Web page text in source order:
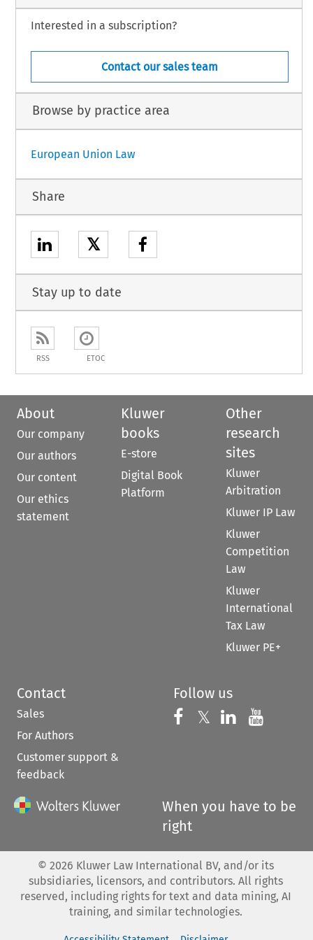
Interested in a subscription?
Contact our sales team
Browse by practice area
European Union Law
Share
𝕏
Stay up to date
RSS ETOC
About
Our company
Our authors
Our content
Our ethics
statement
Kluwer
books
E-store
Digital Book
Platform
Other
research
sites
Kluwer
Arbitration
Kluwer IP Law
Kluwer
Competition
Law
Kluwer
International
Tax Law
Kluwer PE+
Contact
Sales
For Authors
Customer support &
feedback
Follow us
Follow us on
𝕏 Follow us on
Follow us
When you have to be
right
© 2026 Kluwer Law International BV, and/or its
subsidiaries, licensors, and contributors. All rights
reserved, including rights for text and data mining, AI
training, and similar technologies.